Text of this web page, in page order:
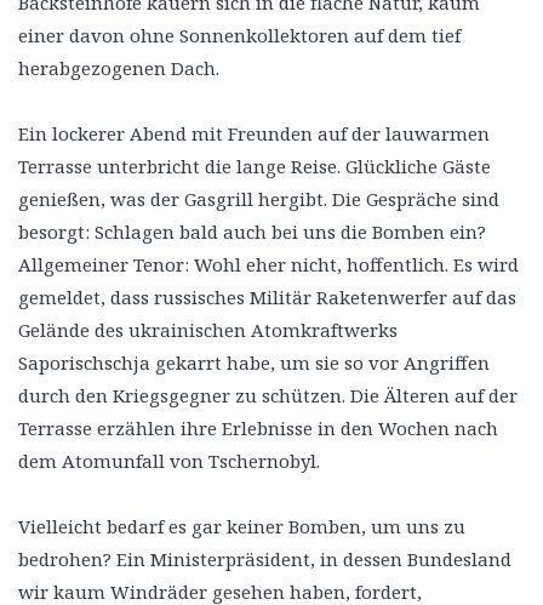
einer davon ohne Sonnenkollektoren auf dem tief
herabgezogenen Dach.
Ein lockerer Abend mit Freunden auf der lauwarmen
Terrasse unterbricht die lange Reise. Glückliche Gäste
genießen, was der Gasgrill hergibt. Die Gespräche sind
besorgt: Schlagen bald auch bei uns die Bomben ein?
Allgemeiner Tenor: Wohl eher nicht, hoffentlich. Es wird
gemeldet, dass russisches Militär Raketenwerfer auf das
Gelände des ukrainischen Atomkraftwerks
Saporischschja gekarrt habe, um sie so vor Angriffen
durch den Kriegsgegner zu schützen. Die Älteren auf der
Terrasse erzählen ihre Erlebnisse in den Wochen nach
dem Atomunfall von Tschernobyl.
Vielleicht bedarf es gar keiner Bomben, um uns zu
bedrohen? Ein Ministerpräsident, in dessen Bundesland
wir kaum Windräder gesehen haben, fordert,